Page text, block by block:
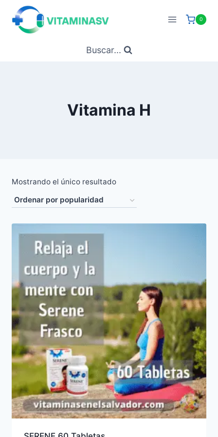
Saltar
contenido
0
Buscar...
Vitamina H
Mostrando el único resultado